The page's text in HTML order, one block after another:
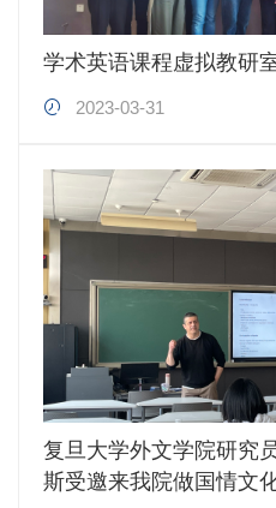
学术英语课程虚拟教研
2023-03-31
复旦大学外文学院研究
斯受邀来我院做国情文